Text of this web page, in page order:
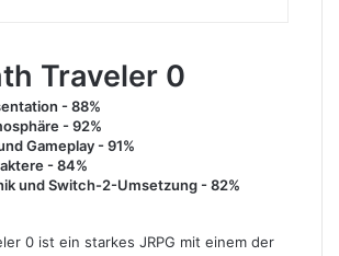
Traveler 0
- 88%
- 92%
Gameplay - 91%
- 84%
und Switch-2-Umsetzung - 82%
0 ist ein starkes JRPG mit einem der